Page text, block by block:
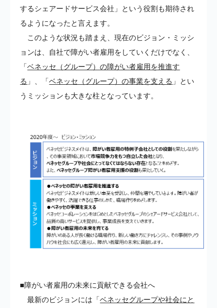
するシェアードサービス会社」という役割も期待され
るようになったと言えます。
このような状況も踏まえ、現在のビジョン・ミッシ
ョンは、自社で障がい者雇用をしていくだけでなく、
「ベネッセ（グループ）の障がい者雇用を推進す
る 」、「ベネッセ（グループ）の事業を支える 」とい
うミッションも大きな柱となっています。
■障がい者雇用の未来に貢献できる会社へ
最新のビジョンには「ベネッセグループや社会にと